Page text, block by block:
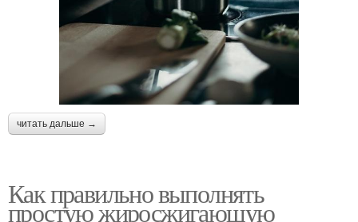
читать дальше →
Как правильно выполнять
простую жиросжигающую